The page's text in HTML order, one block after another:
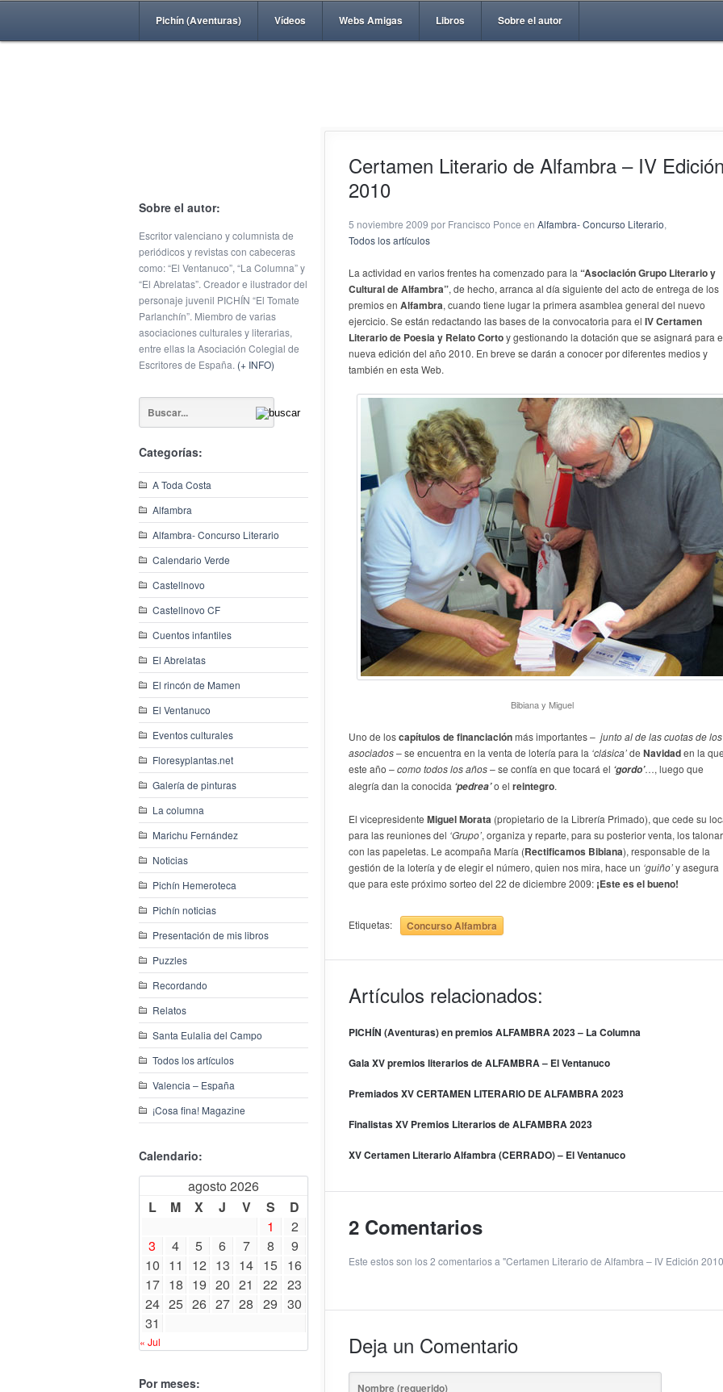
Pichín (Aventuras) Vídeos Webs Amigas Libros Sobre el autor
Sobre el autor:
Escritor valenciano y columnista de
periódicos y revistas con cabeceras
como: “El Ventanuco”, “La Columna” y
“El Abrelatas”. Creador e ilustrador del
personaje juvenil PICHÍN “El Tomate
Parlanchín”. Miembro de varias
asociaciones culturales y literarias,
entre ellas la Asociación Colegial de
Escritores de España. (+ INFO)
Categorías:
A Toda Costa
Alfambra
Alfambra- Concurso Literario
Calendario Verde
Castellnovo
Castellnovo CF
Cuentos infantiles
El Abrelatas
El rincón de Mamen
El Ventanuco
Eventos culturales
Floresyplantas.net
Galería de pinturas
La columna
Marichu Fernández
Noticias
Pichín Hemeroteca
Pichín noticias
Presentación de mis libros
Puzzles
Recordando
Relatos
Santa Eulalia del Campo
Todos los artículos
Valencia – España
¡Cosa fina! Magazine
Calendario:
agosto 2026
L
M X J V S
D
1
2
3
4 5 6 7 8
9
10 11 12 13 14 15 16
17 18 19 20 21 22 23
24 25 26 27 28 29 30
31
« Jul
Por meses:
Certamen Literario de Alfambra – IV
2010
5 noviembre 2009 por Francisco Ponce en Alfambra- Concurso Literario,
Todos los artículos
La actividad en varios frentes ha comenzado para la “Asociación Grupo Literario y
Cultural de Alfambra”, de hecho, arranca al día siguiente del acto de entrega de los
premios en Alfambra, cuando tiene lugar la primera asamblea general del nuevo
ejercicio. Se están redactando las bases de la convocatoria para el IV Certamen
Literario de Poesia y Relato Cortoy gestionando la dotación que se asignará para
nueva edición del año 2010. En breve se darán a conocer por diferentes medios y
también en esta Web.
Bibiana y Miguel
Uno de loscapítulos de financiaciónmás importantes – junto al de las cuotas de los
asociados– se encuentra en la venta de lotería para la ‘clásica’de Navidaden la
este año –como todos los años– se confía en que tocará el ‘gordo’…, luego que
alegría dan la conocida ‘pedrea’o el reintegro.
El vicepresidente Miguel Morata (propietario de la Librería Primado), que cede su
para las reuniones del ‘Grupo’, organiza y reparte, para su posterior venta, los
con las papeletas. Le acompaña María (Rectificamos Bibiana), responsable de la
gestión de la lotería y de elegir el número, quien nos mira, hace un ‘guiño’y asegura
que para este próximo sorteo del 22 de diciembre 2009: ¡Este es el bueno!
Etiquetas: Concurso Alfambra
Artículos relacionados:
PICHÍN (Aventuras) en premios ALFAMBRA 2023 – La Columna
Gala XV premios literarios de ALFAMBRA – El Ventanuco
Premiados XV CERTAMEN LITERARIO DE ALFAMBRA 2023
Finalistas XV Premios Literarios de ALFAMBRA 2023
XV Certamen Literario Alfambra (CERRADO) – El Ventanuco
2 Comentarios
Este estos son los 2 comentarios a "Certamen Literario de Alfambra – IV Edición
Deja un Comentario